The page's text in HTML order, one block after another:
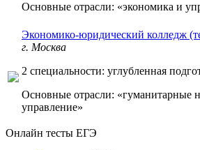
Основные отрасли: «экономика и
Экономико-юридический колледж
г. Москва
2 специальности: углубленная
Основные отрасли: «гуманитарные
управление»
Онлайн тесты ЕГЭ